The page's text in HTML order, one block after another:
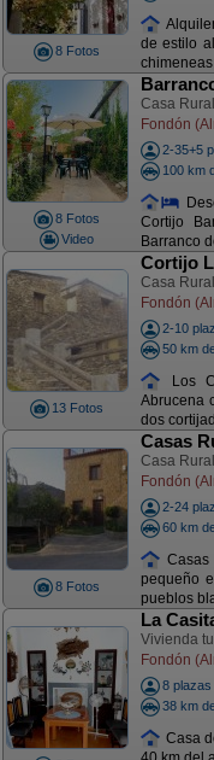
8 Fotos
de estilo
8 Fotos
Video
Casa
Fondón
2-35+5
100 km
Cortijo
Barranco
13 Fotos
Cortijo
Casa
Fondón
2-10
50 km
Los
Abrucena
dos
8 Fotos
Casas
Casa
Fondón
2-24
60 km
Casas
pequeño
pueblos
La
Vivienda
Fondón
8 plazas
38 km
Casa